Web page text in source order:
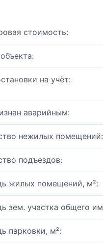
стоимость:
на учёт:
аварийным:
нежилых помещений:
подъездов:
жилых помещений, м²:
зем. участка общего
парковки, м²: